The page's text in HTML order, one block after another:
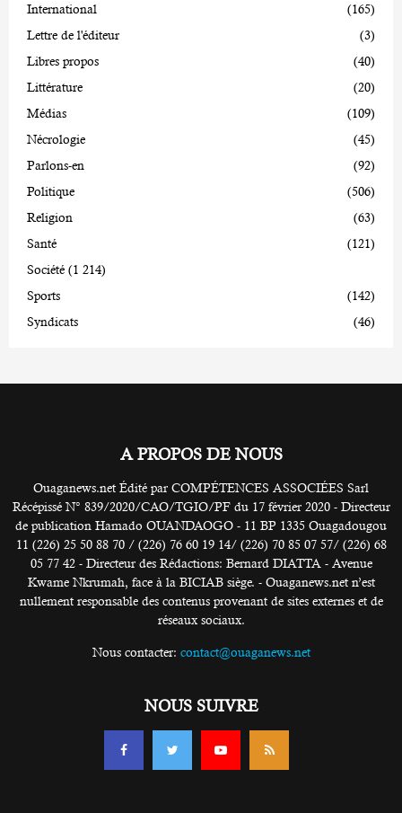
International
(165)
Lettre de l'éditeur
(3)
Libres propos
(40)
Littérature
(20)
Médias
(109)
Nécrologie
(45)
Parlons-en
(92)
Politique
(506)
Religion
(63)
Santé
(121)
Société (1 214)
Sports
(142)
Syndicats
(46)
A PROPOS DE NOUS
Ouaganews.net Édité par COMPÉTENCES ASSOCIÉES Sarl
Récépissé N° 839/2020/CAO/TGIO/PF du 17 février 2020 - Directeur
de publication Hamado OUANDAOGO - 11 BP 1335 Ouagadougou
11 (226) 25 50 88 70 / (226) 76 60 19 14/ (226) 70 85 07 57/ (226) 68
05 77 42 - Directeur des Rédactions: Bernard DIATTA - Avenue
Kwame Nkrumah, face à la BICIAB siège. - Ouaganews.net n’est
nullement responsable des contenus provenant de sites externes et de
réseaux sociaux.
Nous contacter: contact@ouaganews.net
NOUS SUIVRE